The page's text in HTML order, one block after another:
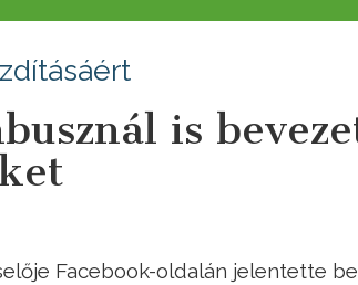
is
Facebook-oldalán jelentette